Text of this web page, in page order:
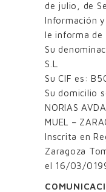
de julio, de
Información y
le informa de
Su
S.L.
Su CIF es:
Su domicilio
NORIAS
MUEL –
Inscrita en
Zaragoza
el 16/03/